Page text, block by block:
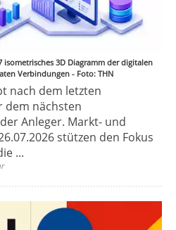
isometrisches 3D Diagramm der digitalen
Verbindungen - Foto: THN
nach dem letzten
dem nächsten
Anleger. Markt- und
stützen den Fokus
...